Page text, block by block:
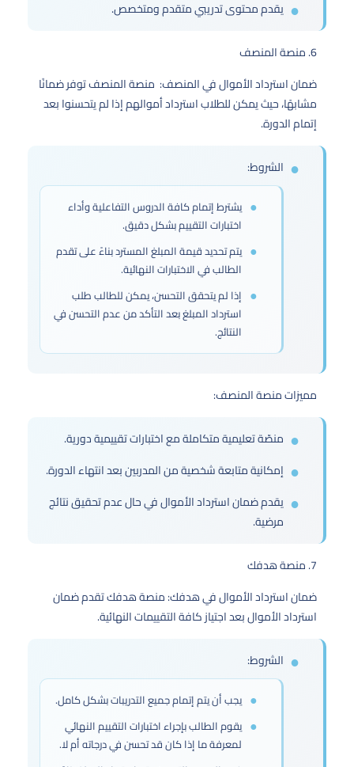
يقدم محتوى تدريبي متقدم ومتخصص.
6. منصة المنصف
ضمان استرداد الأموال في المنصف: منصة المنصف توفر ضمانًا
مشابهًا، حيث يمكن للطلاب استرداد أموالهم إذا لم يتحسنوا بعد
إتمام الدورة.
الشروط:
يشترط إتمام كافة الدروس التفاعلية وأداء
اختبارات التقييم بشكل دقيق.
يتم تحديد قيمة المبلغ المسترد بناءً على تقدم
الطالب في الاختبارات النهائية.
إذا لم يتحقق التحسن، يمكن للطالب طلب
استرداد المبلغ بعد التأكد من عدم التحسن في
النتائج.
مميزات منصة المنصف:
منصّة تعليمية متكاملة مع اختبارات تقييمية دورية.
إمكانية متابعة شخصية من المدربين بعد انتهاء الدورة.
يقدم ضمان استرداد الأموال في حال عدم تحقيق نتائج
مرضية.
7. منصة هدفك
ضمان استرداد الأموال في هدفك: منصة هدفك تقدم ضمان
استرداد الأموال بعد اجتياز كافة التقييمات النهائية.
الشروط:
يجب أن يتم إتمام جميع التدريبات بشكل كامل.
يقوم الطالب بإجراء اختبارات التقييم النهائي
لمعرفة ما إذا كان قد تحسن في درجاته أم لا.